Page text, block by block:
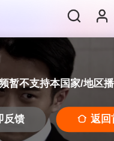
暂不支持本国家/地区
反馈 返回